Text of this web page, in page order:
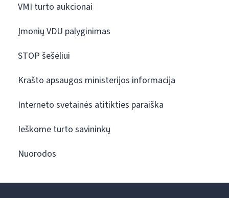
VMI turto aukcionai
Įmonių VDU palyginimas
STOP šešėliui
Krašto apsaugos ministerijos informacija
Interneto svetainės atitikties paraiška
Ieškome turto savininkų
Nuorodos